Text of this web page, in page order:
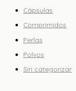
Cápsulas
Comprimidos
Perlas
Polvos
Sin categorizar